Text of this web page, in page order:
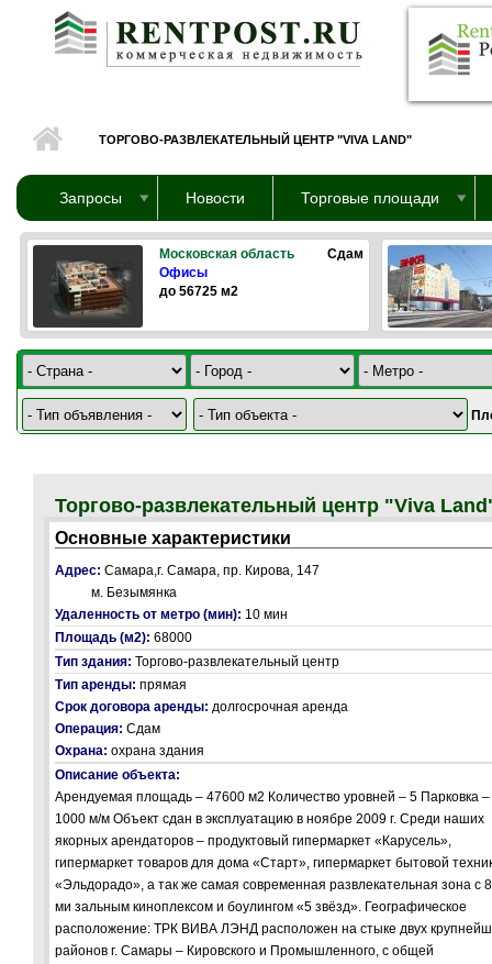
Перейти к основному содержанию
ТОРГОВО-РАЗВЛЕКАТЕЛЬНЫЙ ЦЕНТР "VIVA LAND"
Запросы Новости Торговые площади
Московская область
Сдам
Офисы
до 56725 м2
Торгово-развлекательный центр "Viva
Основные характеристики
Адрес: Самара,г. Самара, пр. Кирова, 147
м. Безымянка
Удаленность от метро (мин): 10 мин
Площадь (м2): 68000
Тип здания: Торгово-развлекательный центр
Тип аренды: прямая
Срок договора аренды: долгосрочная аренда
Операция: Сдам
Охрана: охрана здания
Описание объекта:
Арендуемая площадь – 47600 м2 Количество уровней – 5 Парковка –
1000 м/м Объект сдан в эксплуатацию в ноябре 2009 г. Среди наших
якорных арендаторов – продуктовый гипермаркет «Карусель»,
гипермаркет товаров для дома «Старт», гипермаркет бытовой
«Эльдорадо», а так же самая современная развлекательная зона с
ми зальным киноплексом и боулингом «5 звёзд». Географическое
расположение: ТРК ВИВА ЛЭНД расположен на стыке двух
районов г. Самары – Кировского и Промышленного, с общей